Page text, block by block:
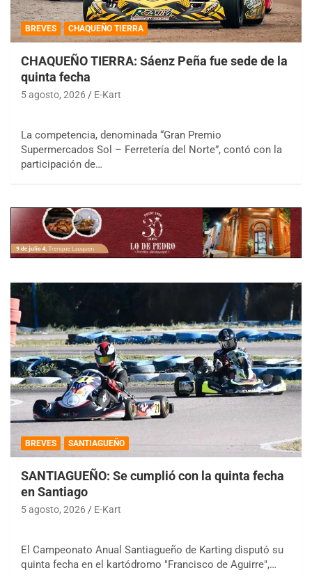
BREVES CHAQUEÑO TIERRA
CHAQUEÑO TIERRA: Sáenz Peña fue sede de la
quinta fecha
5 agosto, 2026 E-Kart
La competencia, denominada “Gran Premio
Supermercados Sol – Ferretería del Norte”, contó con la
participación de…
BREVES SANTIAGUEÑO
SANTIAGUEÑO: Se cumplió con la quinta fecha
en Santiago
5 agosto, 2026 E-Kart
El Campeonato Anual Santiagueño de Karting disputó su
quinta fecha en el kartódromo "Francisco de Aguirre",…